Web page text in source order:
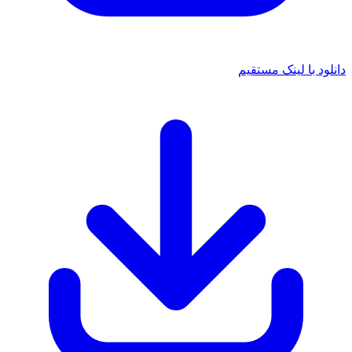
با لینک مستقیم